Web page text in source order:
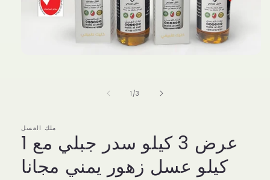
1 /of
3
ملك العسل
عرض 3 كيلو سدر جبلي مع 1
كيلو عسل زهور يمني مجانا